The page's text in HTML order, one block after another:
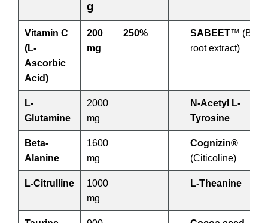
g
Vitamin C
(L-
Ascorbic
Acid)
200
mg
250% SABEET™ (Beet
root extract)
L-
Glutamine
2000
mg
N-Acetyl L-
Tyrosine
Beta-
Alanine
1600
mg
Cognizin®
(Citicoline)
L-Citrulline
1000
mg
L-Theanine